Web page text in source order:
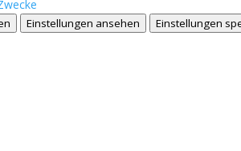
Einstellungen ansehen Einstellungen